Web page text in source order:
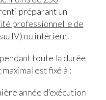
préparant un
professionnelle de
IV) ou inférieur.
toute la durée
est fixé à :
année d’exécution